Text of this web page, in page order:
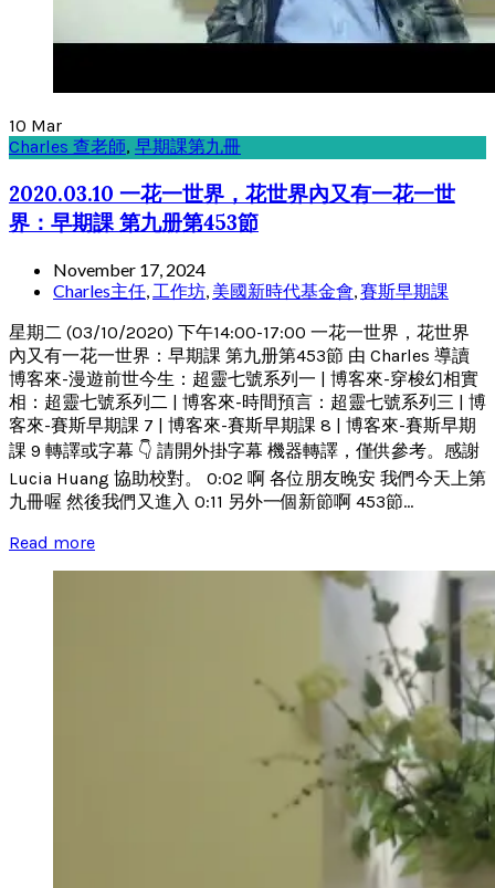
10 Mar
Charles 查老師, 早期課第九冊
2020.03.10 一花一世界，花世界內又有一花一世
界：早期課 第九册第453節
November 17, 2024
Charles主任 工作坊 美國新時代基金會 賽斯早期課
星期二 (03/10/2020) 下午14:00-17:00 一花一世界，花世界
內又有一花一世界：早期課 第九册第453節 由 Charles 導讀
博客來-漫遊前世今生：超靈七號系列一 | 博客來-穿梭幻相實
相：超靈七號系列二 | 博客來-時間預言：超靈七號系列三 | 博
客來-賽斯早期課 7 | 博客來-賽斯早期課 8 | 博客來-賽斯早期
課 9 轉譯或字幕 👇 請開外掛字幕 機器轉譯，僅供參考。感謝
Lucia Huang 協助校對。 0:02 啊 各位朋友晚安 我們今天上第
九冊喔 然後我們又進入 0:11 另外一個新節啊 453節...
Read more